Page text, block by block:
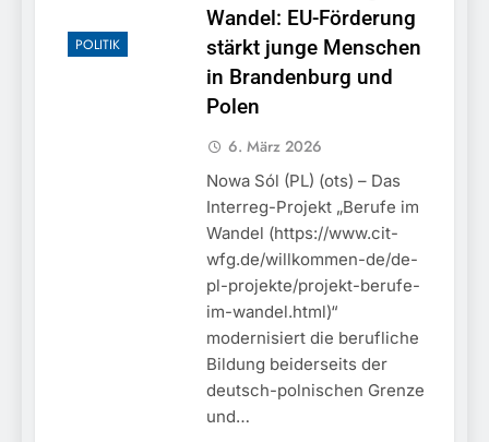
POLITIK
Wandel: EU-Förderung
stärkt junge Menschen
in Brandenburg und
Polen
6. März 2026
Nowa Sól (PL) (ots) – Das
Interreg-Projekt „Berufe im
Wandel (https://www.cit-
wfg.de/willkommen-de/de-
pl-projekte/projekt-berufe-
im-wandel.html)“
modernisiert die berufliche
Bildung beiderseits der
deutsch-polnischen Grenze
und…